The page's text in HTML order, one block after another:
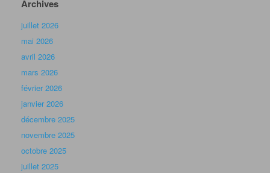
Archives
juillet 2026
mai 2026
avril 2026
mars 2026
février 2026
janvier 2026
décembre 2025
novembre 2025
octobre 2025
juillet 2025